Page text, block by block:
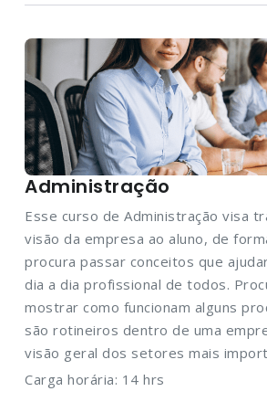
Administração
Esse curso de Administração visa
visão da empresa ao aluno, de
procura passar conceitos que
dia a dia profissional de todos.
mostrar como funcionam alguns
são rotineiros dentro de uma
visão geral dos setores mais
Carga horária: 14 hrs